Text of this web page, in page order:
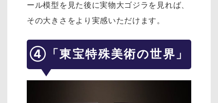
ール模型を見た後に実物大ゴジラを見れば、
その大きさをより実感いただけます。
④「東宝特殊美術の世界」